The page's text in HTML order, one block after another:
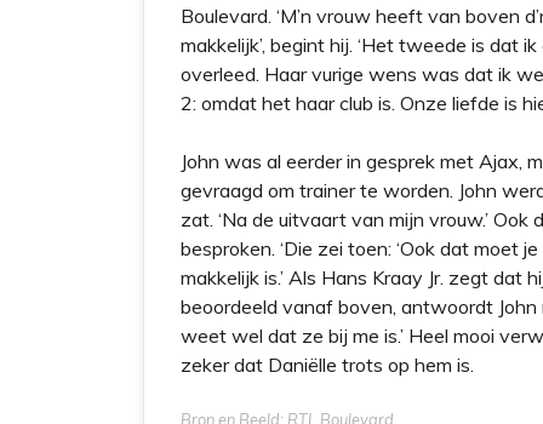
Boulevard. ‘M’n vrouw heeft van boven
makkelijk’, begint hij. ‘Het tweede is dat
overleed. Haar vurige wens was dat ik
2: omdat het haar club is. Onze liefde is
John was al eerder in gesprek met Ajax,
gevraagd om trainer te worden. John
zat. ‘Na de uitvaart van mijn vrouw.’
besproken. ‘Die zei toen: ‘Ook dat moet
makkelijk is.’ Als Hans Kraay Jr. zegt dat
beoordeeld vanaf boven, antwoordt
weet wel dat ze bij me is.’ Heel mooi
zeker dat Daniëlle trots op hem is.
Bron en Beeld: RTL Boulevard.